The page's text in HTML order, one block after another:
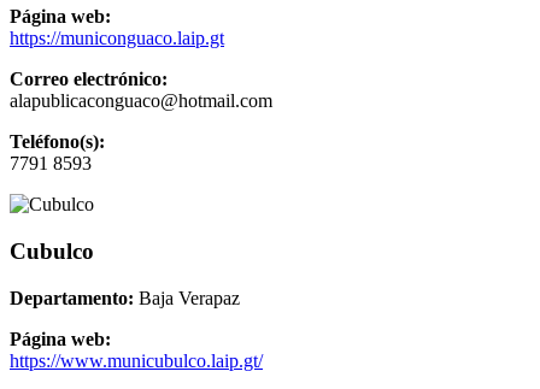
Página web:
https://municonguaco.laip.gt
Correo electrónico:
alapublicaconguaco@hotmail.com
Teléfono(s):
7791 8593
Cubulco
Departamento: Baja Verapaz
Página web:
https://www.municubulco.laip.gt/